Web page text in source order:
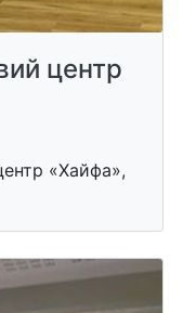
центр
«Хайфа»,